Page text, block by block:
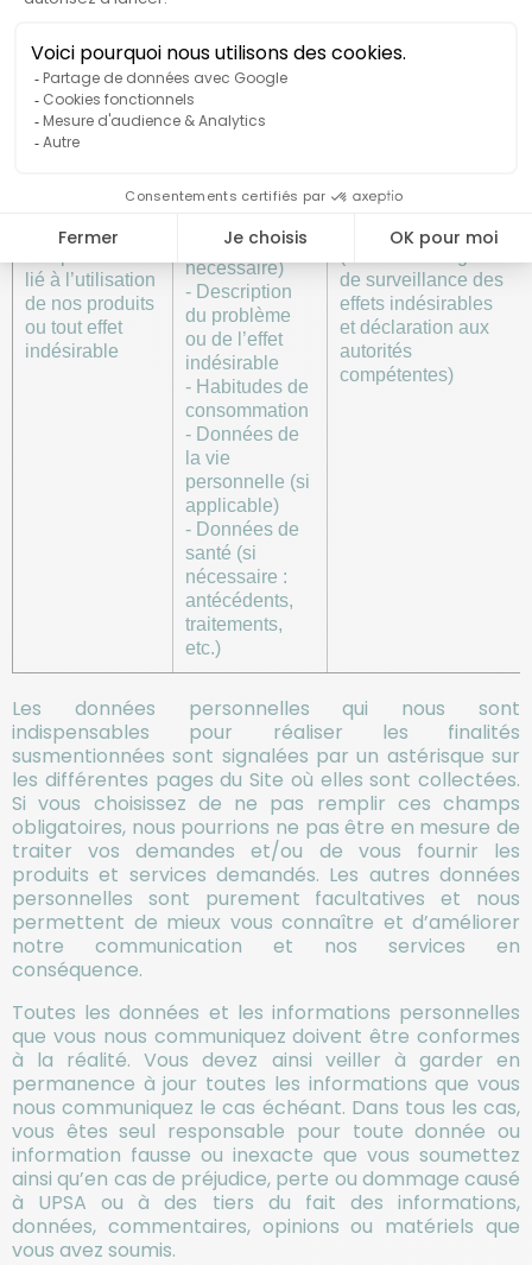
compétentes
lié à l’utilisation
de nos produits
ou tout effet
indésirable
pouvant inclure
:
- Données
d’identification
téléphone...)
poids (si
nécessaire)
- Description
du problème
ou de l’effet
indésirable
- Habitudes de
consommation
- Données de
la vie
personnelle (si
applicable)
- Données de
santé (si
nécessaire :
antécédents,
traitements,
etc.)
applicables au
Groupe UPSA
de surveillance des
effets indésirables
et déclaration aux
autorités
compétentes)
Les données personnelles qui nous sont
indispensables pour réaliser les finalités
susmentionnées sont signalées par un astérisque sur
les différentes pages du Site où elles sont collectées.
Si vous choisissez de ne pas remplir ces champs
obligatoires, nous pourrions ne pas être en mesure de
traiter vos demandes et/ou de vous fournir les
produits et services demandés. Les autres données
personnelles sont purement facultatives et nous
permettent de mieux vous connaître et d’améliorer
notre communication et nos services en
conséquence.
Toutes les données et les informations personnelles
que vous nous communiquez doivent être conformes
à la réalité. Vous devez ainsi veiller à garder en
permanence à jour toutes les informations que vous
nous communiquez le cas échéant. Dans tous les cas,
vous êtes seul responsable pour toute donnée ou
information fausse ou inexacte que vous soumettez
ainsi qu’en cas de préjudice, perte ou dommage causé
à UPSA ou à des tiers du fait des informations,
données, commentaires, opinions ou matériels que
vous avez soumis.